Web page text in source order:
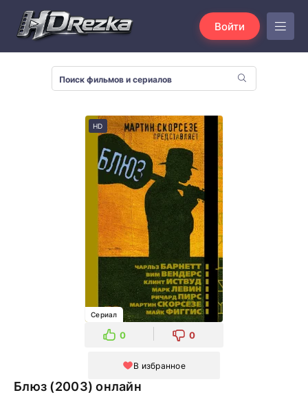
Войти
Блюз (2003) онлайн
HD
Сериал
0 0
В избранное